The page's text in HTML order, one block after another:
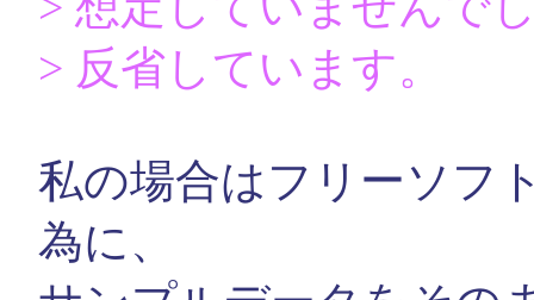
> 反省しています。
私の場合はフリーソフ
為に、